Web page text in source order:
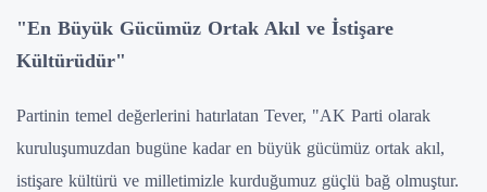
"En Büyük Gücümüz Ortak Akıl ve İstişare
Kültürüdür"
Partinin temel değerlerini hatırlatan Tever, "AK Parti olarak
kuruluşumuzdan bugüne kadar en büyük gücümüz ortak akıl,
istişare kültürü ve milletimizle kurduğumuz güçlü bağ olmuştur.